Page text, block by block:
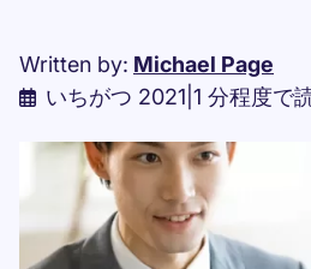
Written by: Michael Page
いちがつ 2021 1 分程度で